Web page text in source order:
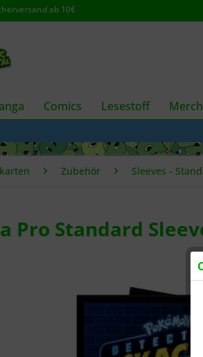
ab 10€
Comics Lesestoff
Zubehör Sleeves -
Pro Standard